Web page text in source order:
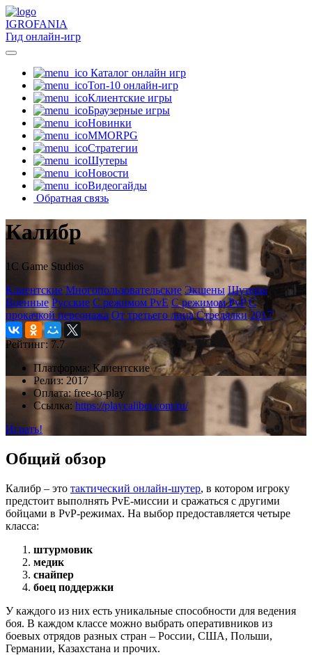
IGROFANIA
Гид онлайн-игр
Каталог онлайн игр
Топ-10 онлайн-игр
Клиентские игры
Браузерные игры
Новинки
MMORPG
Стратегии
Шутеры
Новости
Видеогайды
Обратная связь
Калибр
1С Game Studios
Клиентские Многопользовательские Экшены Шутеры
Военные Русские С режимом PvE С режимом PvP С
прокачкой персонажа От третьего лица Стрелялки 2017
Рейтинг: 7.7
Платформа: Клиентские
Релиз: 2017
Оплата:free-to-play
Ссылка: https://playcaliber.com/ru/
Играть!
Общий обзор
Калибр – это тактический онлайн-шутер, в котором игроку
предстоит выполнять PvE-миссии и сражаться с другими
бойцами в PvP-режимах. На выбор предоставляется четыре
класса:
штурмовик
медик
снайпер
боец поддержки
У каждого из них есть уникальные способности для ведения
боя. В каждом классе можно выбрать оперативников из
боевых отрядов разных стран – России, США, Польши,
Германии, Казахстана и прочих.